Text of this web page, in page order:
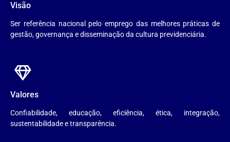
Visão
Ser referência nacional pelo emprego das melhores práticas de
gestão, governança e disseminação da cultura previdenciária.
Valores
Confiabilidade, educação, eficiência, ética, integração,
sustentabilidade e transparência.